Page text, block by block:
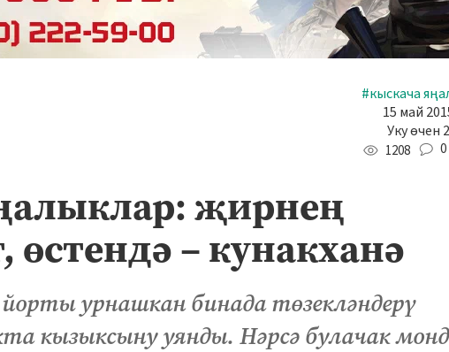
#кыскача
15 май
Уку өчен
1208 0
җирнең
өстендә – кунакханә
урнашкан бинада төзекләндерү
кызыксыну уянды. Нәрсә булачак